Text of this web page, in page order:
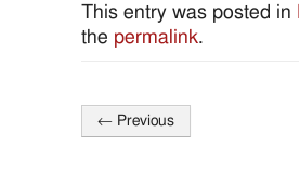
This entry was posted in
the permalink.
Post
← Previous